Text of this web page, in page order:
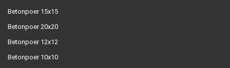
Betonpoer 15x15
Betonpoer 20x20
Betonpoer 12x12
Betonpoer 10x10